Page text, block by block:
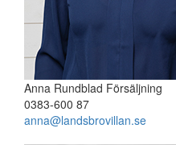
Anna Rundblad Försäljning
0383-600 87
anna@landsbrovillan.se